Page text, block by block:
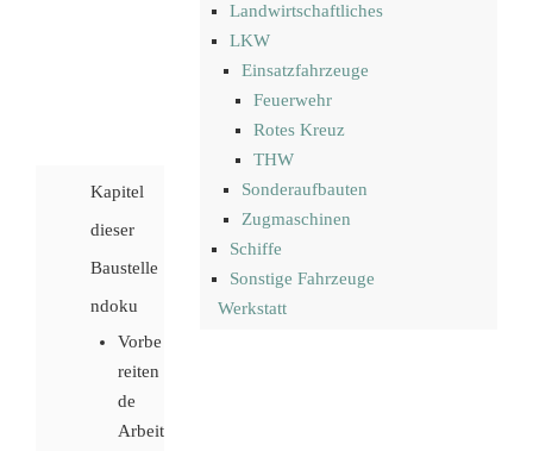
Kapitel
dieser
Baustelle
ndoku
Vorbe
reiten
de
Arbeit
Landwirtschaftliches
LKW
Einsatzfahrzeuge
Feuerwehr
Rotes Kreuz
THW
Sonderaufbauten
Zugmaschinen
Schiffe
Sonstige Fahrzeuge
Werkstatt